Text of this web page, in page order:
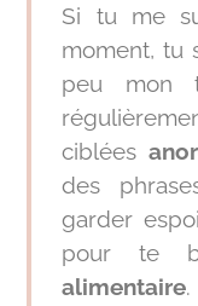
Si tu me
moment, tu
peu mon
ciblées
des
garder
pour te
alimentaire.